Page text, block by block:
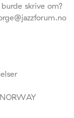
skrive om?